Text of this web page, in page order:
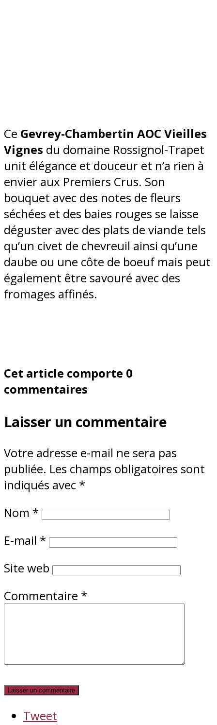
Ce Gevrey-Chambertin AOC Vieilles
Vignes du domaine Rossignol-Trapet
unit élégance et douceur et n’a rien à
envier aux Premiers Crus. Son
bouquet avec des notes de fleurs
séchées et des baies rouges se laisse
déguster avec des plats de viande tels
qu’un civet de chevreuil ainsi qu’une
daube ou une côte de boeuf mais peut
également être savouré avec des
fromages affinés.
Cet article comporte 0
commentaires
Laisser un commentaire
Votre adresse e-mail ne sera pas
publiée. Les champs obligatoires sont
indiqués avec *
Nom *
E-mail *
Site web
Commentaire *
Tweet